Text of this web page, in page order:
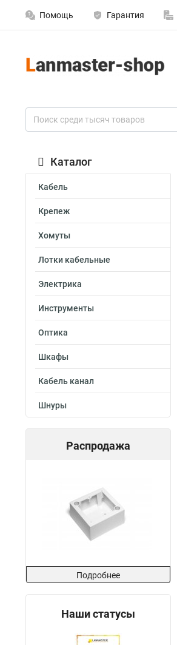
Помощь Гарантия
Каталог
Кабель
Крепеж
Хомуты
Лотки кабельные
Электрика
Инструменты
Оптика
Шкафы
Кабель канал
Шнуры
Распродажа
Подробнее
Наши статусы